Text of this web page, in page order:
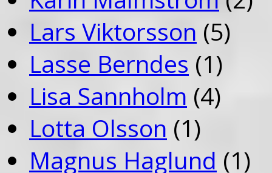
Lars Viktorsson (5)
Lasse Berndes (1)
Lisa Sannholm (4)
Lotta Olsson (1)
Magnus Haglund (1)